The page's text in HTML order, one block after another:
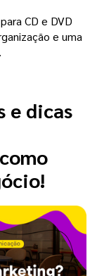
CD e DVD
e uma
e dicas